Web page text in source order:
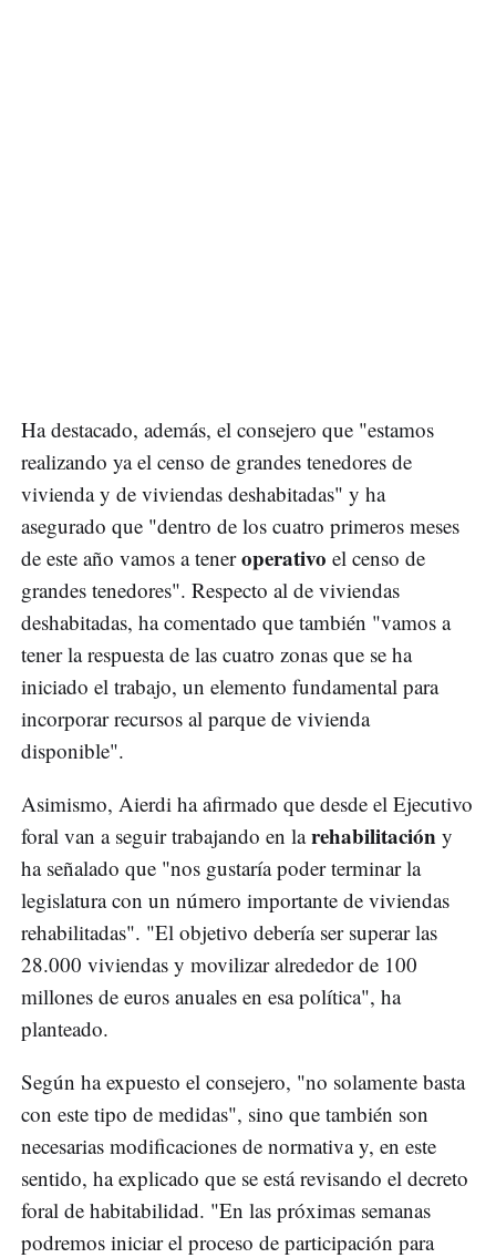
Ha destacado, además, el consejero que "estamos
realizando ya el censo de grandes tenedores de
vivienda y de viviendas deshabitadas" y ha
asegurado que "dentro de los cuatro primeros meses
de este año vamos a teneroperativo el censo de
grandes tenedores". Respecto al de viviendas
deshabitadas, ha comentado que también "vamos a
tener la respuesta de las cuatro zonas que se ha
iniciado el trabajo, un elemento fundamental para
incorporar recursos al parque de vivienda
disponible".
Asimismo, Aierdi ha afirmado que desde el Ejecutivo
foral van a seguir trabajando en larehabilitación y
ha señalado que "nos gustaría poder terminar la
legislatura con un número importante de viviendas
rehabilitadas". "El objetivo debería ser superar las
28.000 viviendas y movilizar alrededor de 100
millones de euros anuales en esa política", ha
planteado.
Según ha expuesto el consejero, "no solamente basta
con este tipo de medidas", sino que también son
necesarias modificaciones de normativa y, en este
sentido, ha explicado que se está revisando el decreto
foral de habitabilidad. "En las próximas semanas
podremos iniciar el proceso de participación para